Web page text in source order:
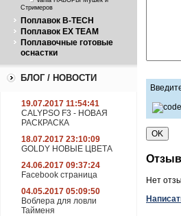
Стримеров
Поплавок B-TECH
Поплавок EX TEAM
Поплавочные готовые
оснастки
БЛОГ / НОВОСТИ
19.07.2017 11:54:41
CALYPSO F3 - НОВАЯ
РАСКРАСКА
18.07.2017 23:10:09
GOLDY НОВЫЕ ЦВЕТА
24.06.2017 09:37:24
Facebook страница
04.05.2017 05:09:50
Воблера для ловли
Тайменя
Нет